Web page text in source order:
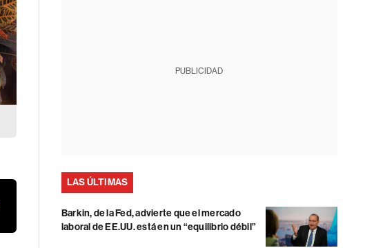
PUBLICIDAD
LAS ÚLTIMAS
Barkin, de la Fed, advierte que el mercado
laboral de EE.UU. está en un “equilibrio débil”